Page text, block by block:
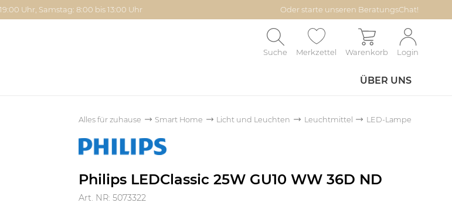
Uhr, Samstag: 8:00 bis 13:00 Uhr Oder starte unseren BeratungsChat!
Suche Merkzettel Warenkorb Login
ÜBER UNS
Alles für zuhause Smart Home Licht und Leuchten Leuchtmittel LED-Lampe
Philips LEDClassic 25W GU10 WW 36D ND
Art. NR: 5073322